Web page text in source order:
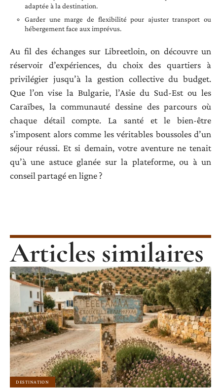
adaptée à la destination.
Garder une marge de flexibilité pour ajuster transport ou
hébergement face aux imprévus.
Au fil des échanges sur Libreetloin, on découvre un
réservoir d’expériences, du choix des quartiers à
privilégier jusqu’à la gestion collective du budget.
Que l’on vise la Bulgarie, l’Asie du Sud-Est ou les
Caraïbes, la communauté dessine des parcours où
chaque détail compte. La santé et le bien-être
s’imposent alors comme les véritables boussoles d’un
séjour réussi. Et si demain, votre aventure ne tenait
qu’à une astuce glanée sur la plateforme, ou à un
conseil partagé en ligne ?
Articles similaires
DESTINATION